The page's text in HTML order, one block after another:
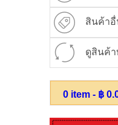
สินค้า
ดูสินค้
0 item - ฿